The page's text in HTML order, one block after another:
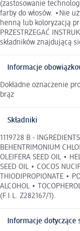
(zastosowanie
farby do włosów. •Nie
henną lub koloryzacją
PRZESTRZEGAĆ
składników znajdującą
Informacje
Dokładne oznaczenie
brąz
Składniki
1119728 B -
BEHENTRIMONIUM
OLEIFERA SEED OIL •
SEED OIL • COCOS
THIODIPROPIONATE •
ALCOHOL •
(F.I.L. Z282167/1).
Informacje dotyczące